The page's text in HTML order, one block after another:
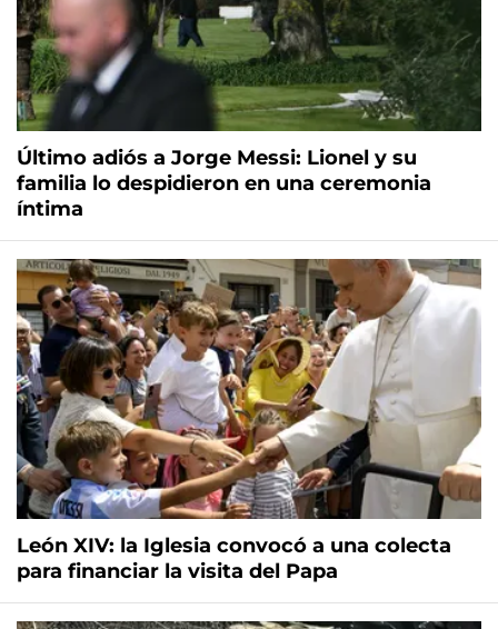
Último adiós a Jorge Messi: Lionel y su
familia lo despidieron en una ceremonia
íntima
León XIV: la Iglesia convocó a una colecta
para financiar la visita del Papa